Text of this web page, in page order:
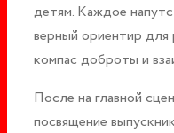
детям. Каждое
верный ориентир для
компас доброты и
После на главной
посвящение